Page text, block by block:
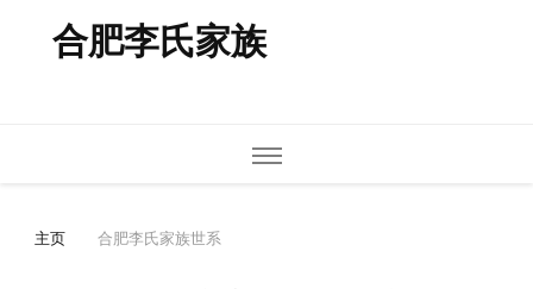
合肥李氏家族
主页 合肥李氏家族世系